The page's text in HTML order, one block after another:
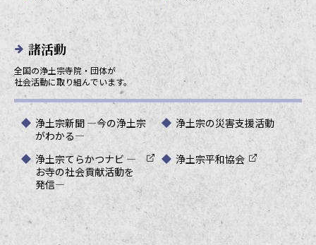
諸活動
全国の浄土宗寺院・団体が
社会活動に取り組んでいます。
浄土宗新聞 ―今の浄土宗
がわかる―
浄土宗の災害支援活動
浄土宗てらかつナビ ―
お寺の社会貢献活動を
発信―
浄土宗平和協会